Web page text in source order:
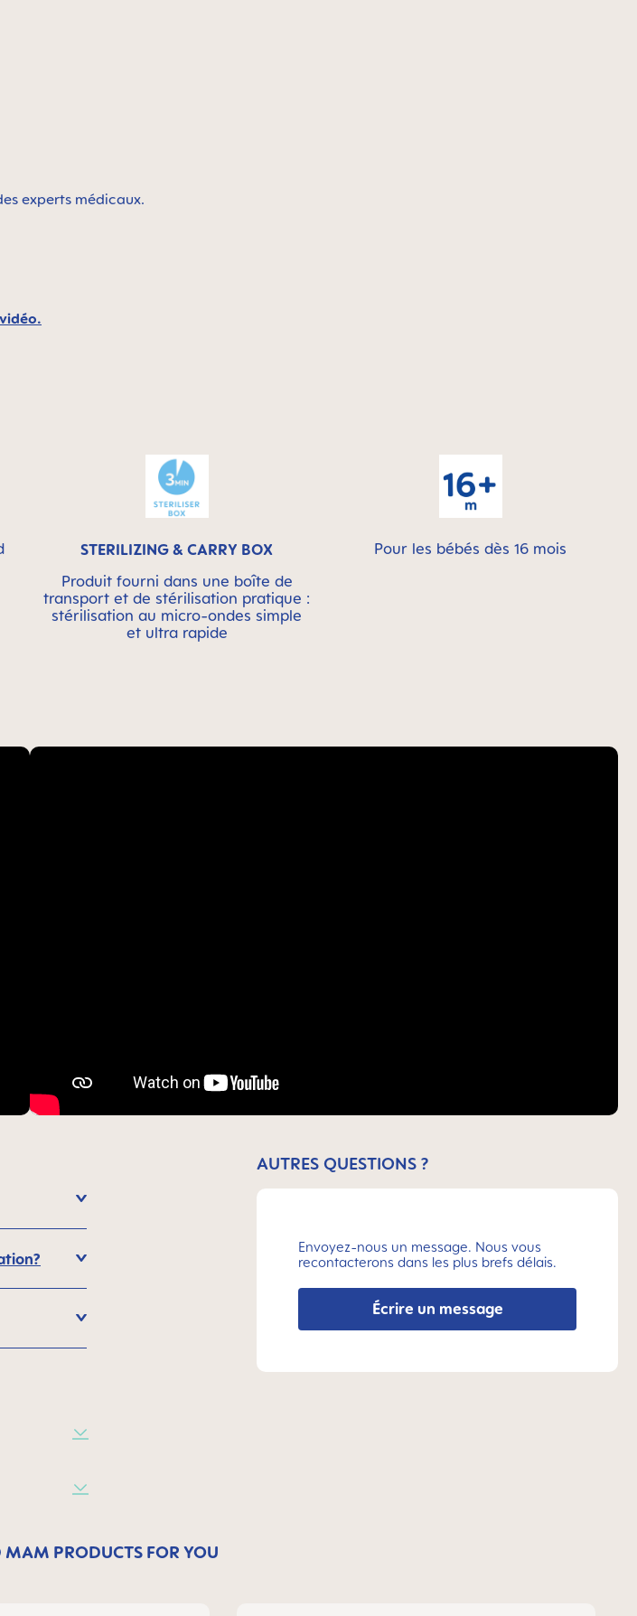
experts médicaux.
STERILIZING & CARRY BOX
Produit fourni dans une boîte de
transport et de stérilisation pratique :
stérilisation au micro-ondes simple
et ultra rapide
Pour les bébés dès 16 mois
AUTRES QUESTIONS ?
Envoyez-nous un message. Nous vous
recontacterons dans les plus brefs délais.
Écrire un message
PRODUCTS FOR YOU